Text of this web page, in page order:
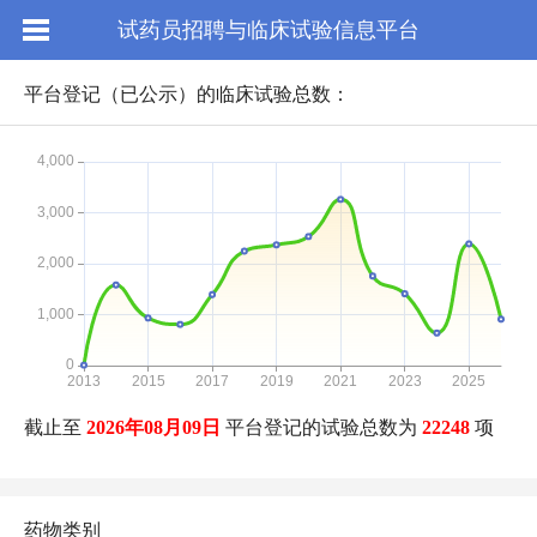
试药员招聘与临床试验信息平台
平台登记（已公示）的临床试验总数：
截止至 2026年08月09日 平台登记的试验总数为 22248 项
药物类别